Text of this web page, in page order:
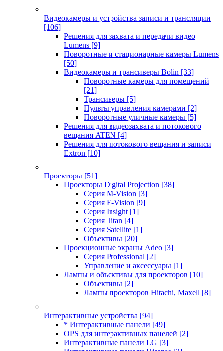
Видеокамеры и устройства записи и трансляции
[106]
Решения для захвата и передачи видео
Lumens [9]
Поворотные и стационарные камеры Lumens
[50]
Видеокамеры и трансиверы Bolin [33]
Поворотные камеры для помещений
[21]
Трансиверы [5]
Пульты управления камерами [2]
Поворотные уличные камеры [5]
Решения для видеозахвата и потокового
вещания ATEN [4]
Решения для потокового вещания и записи
Extron [10]
Проекторы [51]
Проекторы Digital Projection [38]
Серия M-Vision [3]
Серия E-Vision [9]
Серия Insight [1]
Серия Titan [4]
Серия Satellite [1]
Объективы [20]
Проекционные экраны Adeo [3]
Серия Professional [2]
Управление и аксессуары [1]
Лампы и объективы для проекторов [10]
Объективы [2]
Лампы проекторов Hitachi, Maxell [8]
Интерактивные устройства [94]
* Интерактивные панели [49]
OPS для интерактивных панелей [2]
Интерактивные панели LG [3]